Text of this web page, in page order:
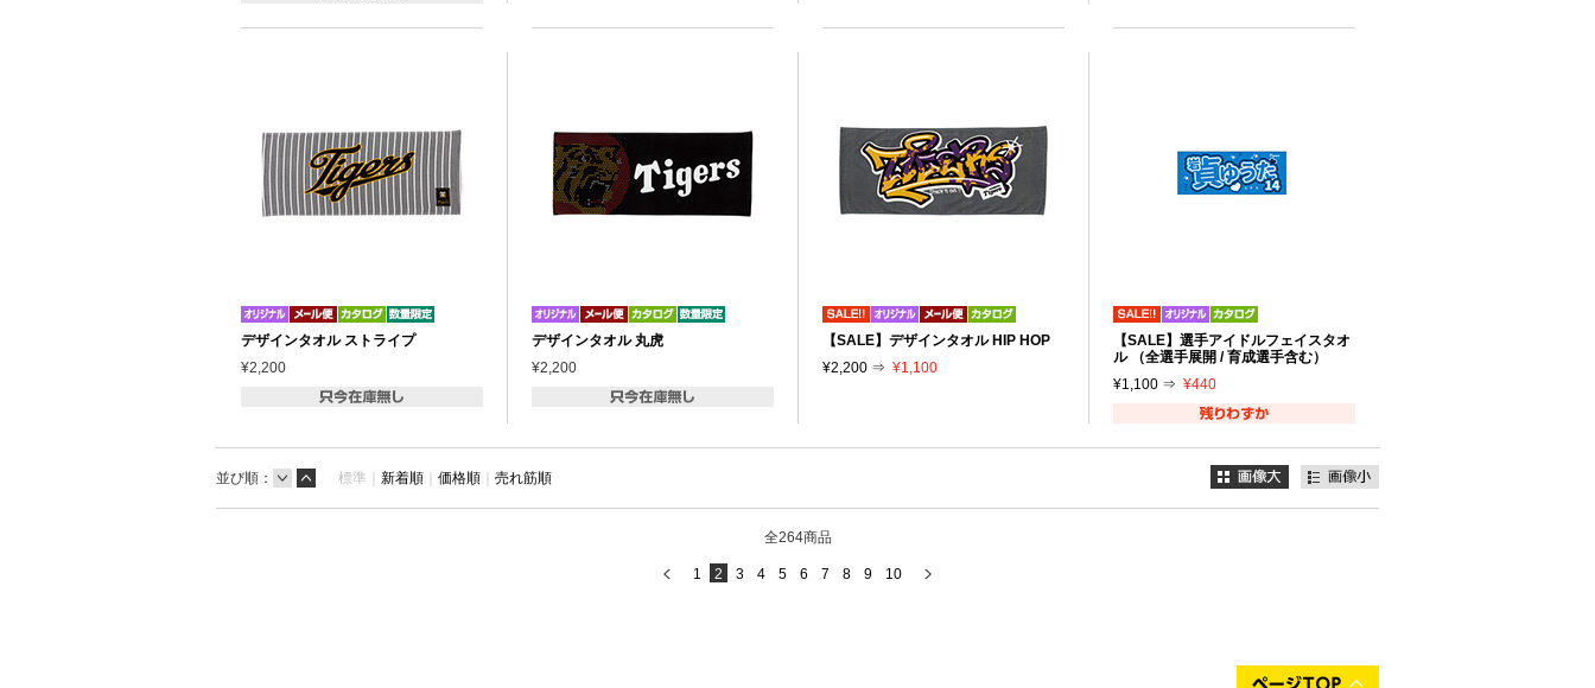
デザインタオル ストライプ
¥2,200
デザインタオル 丸虎
¥2,200
【SALE】デザインタオル HIP HOP
¥2,200 ⇒ ¥1,100
【SALE】選手アイドルフェイスタオ
ル （全選手展開 / 育成選手含む）
¥1,100 ⇒ ¥440
並び順： 標準｜ 新着順 ｜ 価格順 ｜ 売れ筋順
全264商品
1 2 3 4 5 6 7 8 9 10